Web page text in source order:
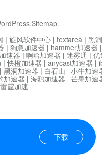
.Sitemap.
下载
| 旋风软件中心 | textarea | 黑
| 狗急加速器 | hammer加速器
速器 | 啊哈加速器 | 迷雾通 | 优
|快橙加速器 | anycast加速器 |
| 黑洞加速器 | 白石山 | 小牛加速
加速器 | 海鸥加速器 | 芒果加速
雷霆加速